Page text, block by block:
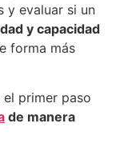
y evaluar si un
y capacidad
forma más
primer paso
de manera